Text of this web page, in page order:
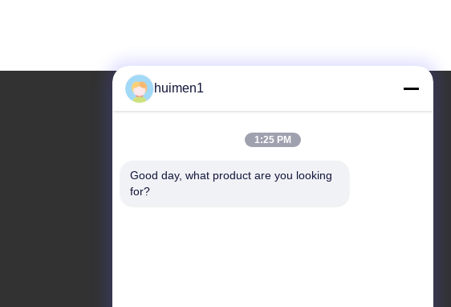
Adres
No. 1-3, Shuiniupu Street, Yongxing Village, Baiyun
huimen1
1:25 PM
Good day, what product are you looking
for?